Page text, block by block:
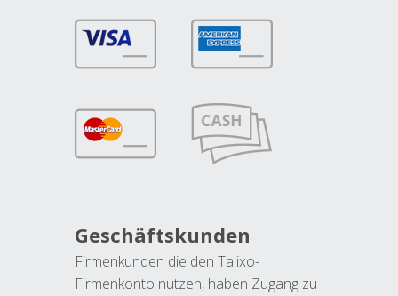
Geschäftskunden
Firmenkunden die den Talixo-
Firmenkonto nutzen, haben Zugang zu